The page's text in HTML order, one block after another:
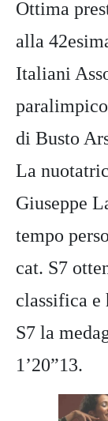
Ottima
alla
Italiani
di Busto
La
Giuseppe
tempo
cat. S7
classifica e
S7 la
1’20”13.